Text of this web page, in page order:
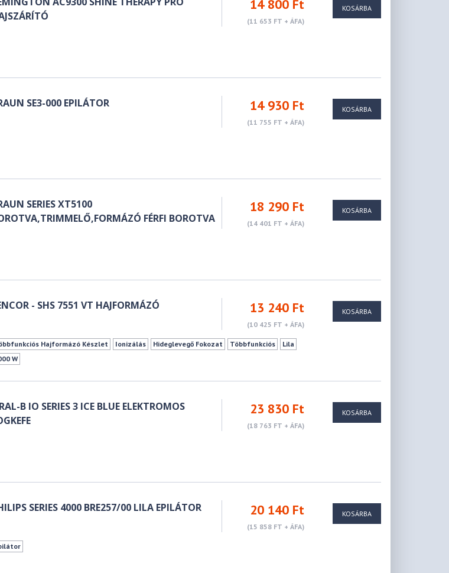
14 800 Ft
(11 653 FT + ÁFA)
KOSÁRBA
SE3-000 EPILÁTOR 14 930 Ft
(11 755 FT + ÁFA)
KOSÁRBA
SERIES XT5100
FÉRFI BOROTVA
18 290 Ft
(14 401 FT + ÁFA)
KOSÁRBA
- SHS 7551 VT HAJFORMÁZÓ 13 240 Ft
(10 425 FT + ÁFA)
Hajformázó Készlet Ionizálás Hideglevegő Fokozat Többfunkciós
Lila
W
KOSÁRBA
B IO SERIES 3 ICE BLUE ELEKTROMOS
23 830 Ft
(18 763 FT + ÁFA)
KOSÁRBA
SERIES 4000 BRE257/00 LILA EPILÁTOR 20 140 Ft
(15 858 FT + ÁFA)
KOSÁRBA